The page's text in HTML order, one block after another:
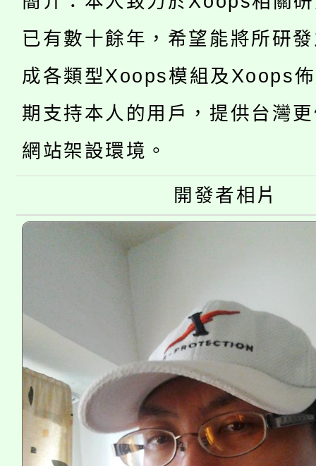
代理(課)教師甄選結果
「2026金融保險知識
車」活動
桃園市115學年度學生
生本土語及新住民語歌
公告本校115學年度第
代理(課)教師甄選結果(
公告本校115學年度第
代理(課)教師甄選結果(
轉知中國文化大學推廣
《TA101》溝通分析基
程，歡迎學生輔導中心
心理、諮商輔導、社會
系所師生報名參加。
轉知苗栗縣政府辦理
縣市「校園短影音徵
門員」簡章及活動海報
踴躍報名參加。
已有數十餘年，希望能將所研
成各類型Xoops模組及Xoops
期支持本人的用戶，提供台灣
網站架設環境。
開發者相片